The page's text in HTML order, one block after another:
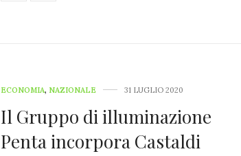
ECONOMIA, NAZIONALE 31 LUGLIO 2020
Il Gruppo di illuminazione
Penta incorpora Castaldi